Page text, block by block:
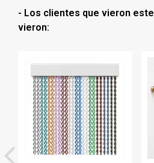
- Los clientes que vieron
vieron: